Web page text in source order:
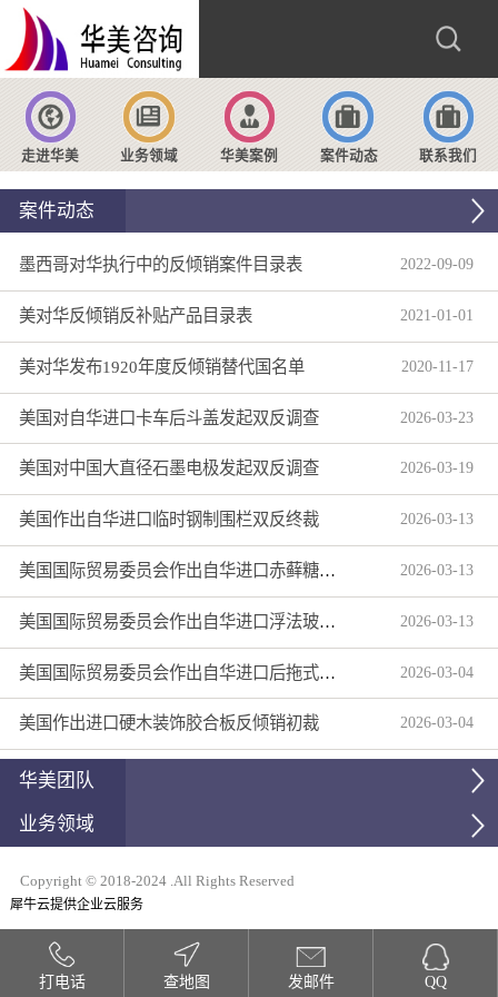
走进华美 业务领域 华美案例 案件动态 联系我们
案件动态
墨西哥对华执行中的反倾销案件目录表 2022-09-09
美对华反倾销反补贴产品目录表 2021 -01 -01
美对华发布1920年度反倾销替代国名单 2020-11 -17
美国对自华进口卡车后斗盖发起双反调查 2026-03-23
美国对中国大直径石墨电极发起双反调查 2026-03-19
美国作出自华进口临时钢制围栏双反终裁 2026-03-13
美国国际贸易委员会作出自华进口赤藓糖醇双反产业损害终裁 2026-03-13
美国国际贸易委员会作出自华进口浮法玻璃制品双反产业损害终裁 2026-03-13
美国国际贸易委员会作出自华进口后拖式草地维护设备及相关零部件第三次反倾销日落复审产业损害终裁 2026-03-04
美国作出进口硬木装饰胶合板反倾销初裁 2026-03-04
华美团队
业务领域
Copyright © 2018-2024 .All Rights Reserved
犀牛云提供企业云服务
打电话 查地图 发邮件 QQ